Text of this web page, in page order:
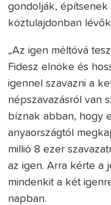
gondolják, építsenek
köztulajdonban
„Az igen méltóvá
Fidesz elnöke és
igennel szavazni a
népszavazásról van
bíznak abban, hogy
anyaországtól
millió 8 ezer
az igen. Arra kérte a
mindenkit a két
napban.